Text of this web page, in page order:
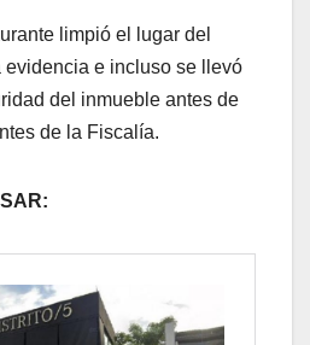
limpió el lugar del
evidencia e incluso se llevó
del inmueble antes de
de la Fiscalía.